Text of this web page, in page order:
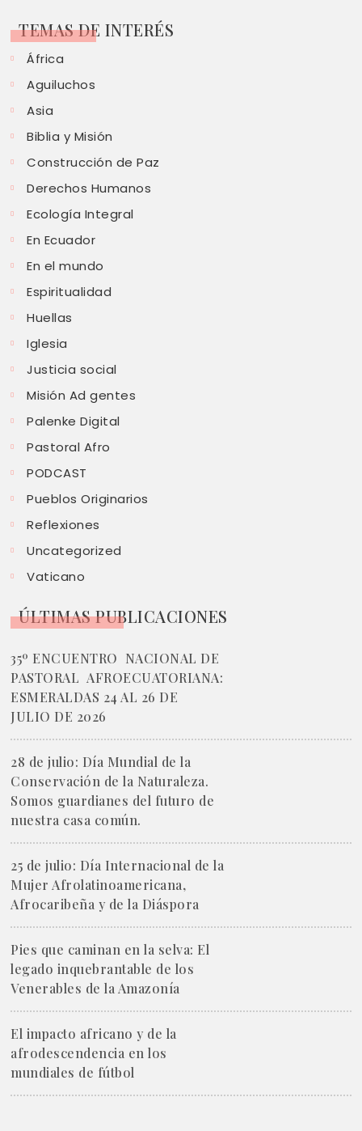
TEMAS DE INTERÉS
África
Aguiluchos
Asia
Biblia y Misión
Construcción de Paz
Derechos Humanos
Ecología Integral
En Ecuador
En el mundo
Espiritualidad
Huellas
Iglesia
Justicia social
Misión Ad gentes
Palenke Digital
Pastoral Afro
PODCAST
Pueblos Originarios
Reflexiones
Uncategorized
Vaticano
ÚLTIMAS PUBLICACIONES
35º ENCUENTRO NACIONAL DE
PASTORAL AFROECUATORIANA:
ESMERALDAS 24 AL 26 DE
JULIO DE 2026
28 de julio: Día Mundial de la
Conservación de la Naturaleza.
Somos guardianes del futuro de
nuestra casa común.
25 de julio: Día Internacional de la
Mujer Afrolatinoamericana,
Afrocaribeña y de la Diáspora
Pies que caminan en la selva: El
legado inquebrantable de los
Venerables de la Amazonía
El impacto africano y de la
afrodescendencia en los
mundiales de fútbol